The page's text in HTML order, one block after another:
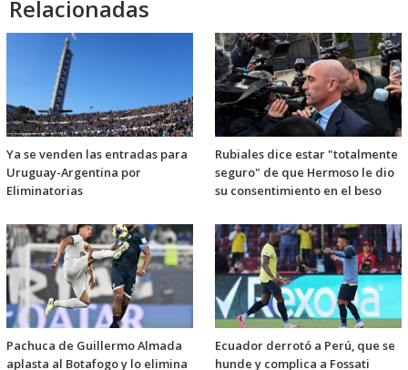
Relacionadas
Ya se venden las entradas para
Uruguay-Argentina por
Eliminatorias
Rubiales dice estar "totalmente
seguro" de que Hermoso le dio
su consentimiento en el beso
Pachuca de Guillermo Almada
aplasta al Botafogo y lo elimina
Ecuador derrotó a Perú, que se
hunde y complica a Fossati